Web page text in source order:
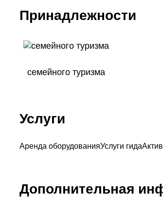
Принадлежности
семейного туризма
Услуги
Аренда оборудованияУслуги гида
Дополнительная